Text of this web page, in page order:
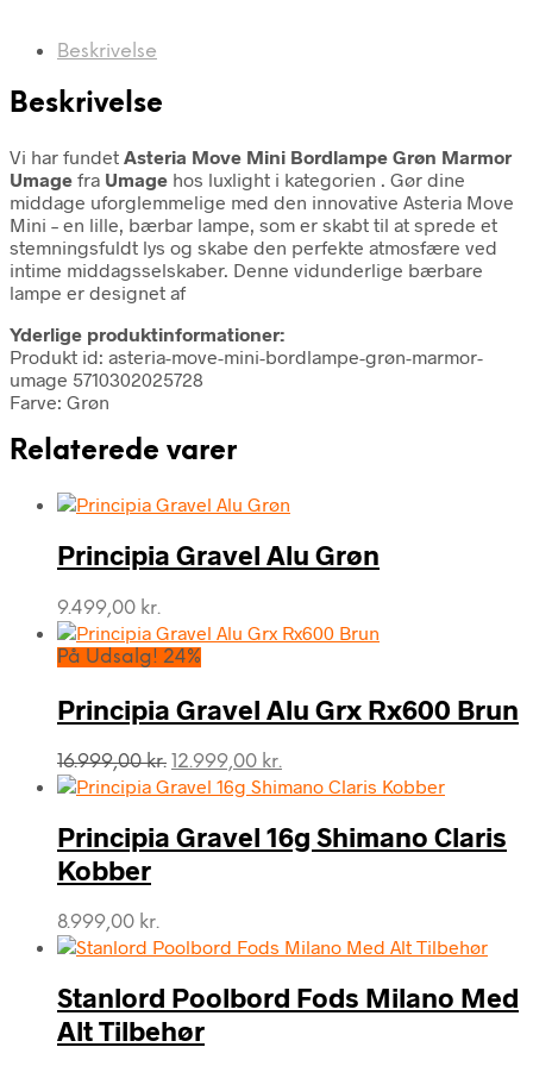
Beskrivelse
Beskrivelse
Vi har fundet Asteria Move Mini Bordlampe Grøn Marmor
Umage fra Umage hos luxlight i kategorien . Gør dine
middage uforglemmelige med den innovative Asteria Move
Mini – en lille, bærbar lampe, som er skabt til at sprede et
stemningsfuldt lys og skabe den perfekte atmosfære ved
intime middagsselskaber. Denne vidunderlige bærbare
lampe er designet af
Yderlige produktinformationer:
Produkt id: asteria-move-mini-bordlampe-grøn-marmor-
umage 5710302025728
Farve: Grøn
Relaterede varer
Principia Gravel Alu Grøn
9.499,00 kr.
På Udsalg! 24%
Principia Gravel Alu Grx Rx600 Brun
16.999,00kr. Den
oprindelige
var:
16.999,00 kr..
12.999,00 kr.
aktuelle
er:
12.999,00 kr..
Principia Gravel 16g Shimano Claris
Kobber
8.999,00 kr.
Stanlord Poolbord Fods Milano Med
Alt Tilbehør